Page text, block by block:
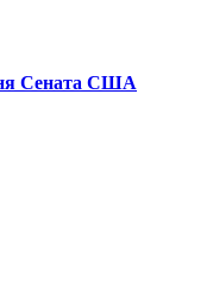
Сената США